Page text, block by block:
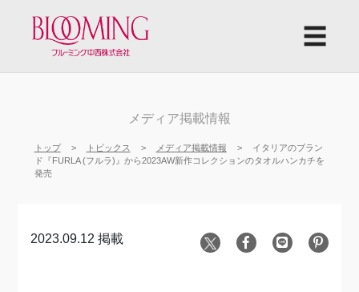
☰
メディア掲載情報
トップ トピックス メディア掲載情報
イタリアのブラン
ド『FURLA (フルラ)』から2023AW新作コレクションのタオルハンカチを
発売
2023.09.12 掲載